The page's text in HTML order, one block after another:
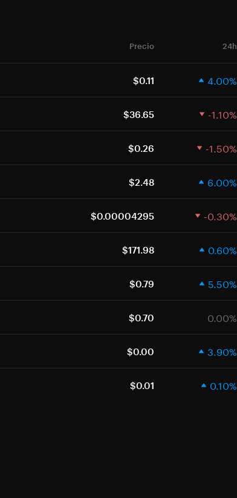
Precio 24h
$0.11 4.00%
$36.65 -1.10%
$0.26 -1.50%
$2.48 6.00%
$0.00004295 -0.30%
$171.98 0.60%
$0.79 5.50%
$0.70 0.00%
$0.00 3.90%
$0.01 0.10%